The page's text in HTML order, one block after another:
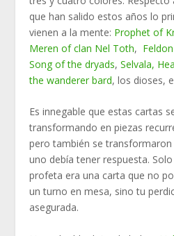
que han salido estos años lo
vienen a la mente: Prophet of
Meren of clan Nel Toth,
Song of the dryads,Selvala,
the wanderer bard, los dioses,
Es innegable que estas cartas
transformando en piezas
pero también se transformaron
uno debía tener respuesta.
profeta era una carta que no
un turno en mesa, sino tu
asegurada.